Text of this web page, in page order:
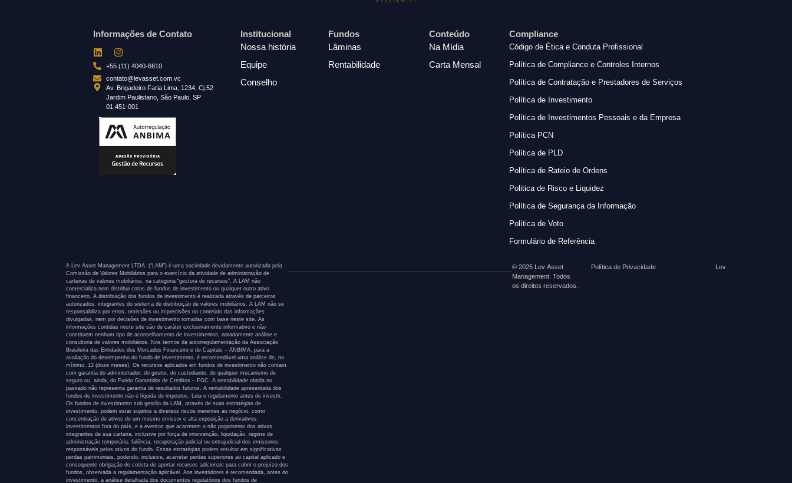
Informações de Contato
+55 (11) 4040-6610
contato@levasset.com.vc
Av. Brigadeiro Faria Lima, 1234, Cj.52
Jardim Paulistano, São Paulo, SP
01.451-001
Institucional
Nossa história
Equipe
Conselho
Fundos
Lâminas
Rentabilidade
Conteúdo
Na Mídia
Carta Mensal
Compliance
Código de Ética e Conduta Profissional
Política de Compliance e Controles Internos
Política de Contratação e Prestadores de Serviços
Política de Investimento
Política de Investimentos Pessoais e da Empresa
Política PCN
Política de PLD
Política de Rateio de Ordens
Politica de Risco e Liquidez
Política de Segurança da Informação
Política de Voto
Formulário de Referência
A Lev Asset Management LTDA. (“LAM”) é uma sociedade devidamente autorizada pela
Comissão de Valores Mobiliários para o exercício da atividade de administração de
carteiras de valores mobiliários, na categoria “gestora de recursos”. A LAM não
comercializa nem distribui cotas de fundos de investimento ou qualquer outro ativo
financeiro. A distribuição dos fundos de investimento é realizada através de parceiros
autorizados, integrantes do sistema de distribuição de valores mobiliários. A LAM não se
responsabiliza por erros, omissões ou imprecisões no conteúdo das informações
divulgadas, nem por decisões de investimento tomadas com base neste site. As
informações contidas neste site são de caráter exclusivamente informativo e não
constituem nenhum tipo de aconselhamento de investimentos, notadamente análise e
consultoria de valores mobiliários. Nos termos da autorregulamentação da Associação
Brasileira das Entidades dos Mercados Financeiro e de Capitais – ANBIMA, para a
avaliação do desempenho do fundo de investimento, é recomendável uma análise de, no
mínimo, 12 (doze meses). Os recursos aplicados em fundos de investimento não contam
com garantia do administrador, do gestor, do custodiante, de qualquer mecanismo de
seguro ou, ainda, do Fundo Garantidor de Créditos – FGC. A rentabilidade obtida no
passado não representa garantia de resultados futuros. A rentabilidade apresentada dos
fundos de investimento não é líquida de impostos. Leia o regulamento antes de investir.
Os fundos de investimento sob gestão da LAM, através de suas estratégias de
investimento, podem estar sujeitos a diversos riscos inerentes ao negócio, como
concentração de ativos de um mesmo emissor e alta exposição a derivativos,
investimentos fora do país, e a eventos que acarretem o não pagamento dos ativos
integrantes de sua carteira, inclusive por força de intervenção, liquidação, regime de
administração temporária, falência, recuperação judicial ou extrajudicial dos emissores
responsáveis pelos ativos do fundo. Essas estratégias podem resultar em significativas
perdas patrimoniais, podendo, inclusive, acarretar perdas superiores ao capital aplicado e
consequente obrigação do cotista de aportar recursos adicionais para cobrir o prejuízo dos
fundos, observada a regulamentação aplicável. Aos investidores é recomendada, antes do
investimento, a análise detalhada dos documentos regulatórios dos fundos de
© 2025 Lev Asset
Management. Todos
os direitos reservados.
Política de Privacidade Lev